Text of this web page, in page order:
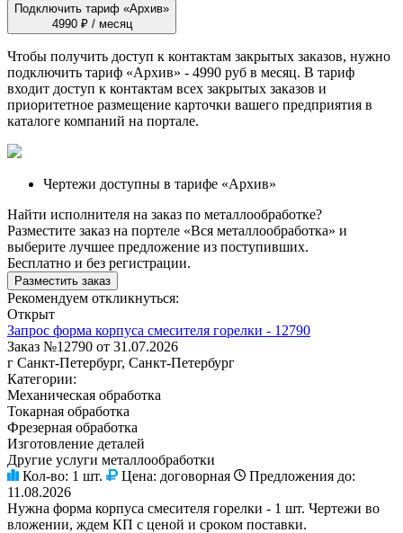
Подключить тариф «Архив»
4990 ₽ / месяц
Чтобы получить доступ к контактам закрытых заказов, нужно
подключить тариф «Архив» - 4990 руб в месяц. В тариф
входит доступ к контактам всех закрытых заказов и
приоритетное размещение карточки вашего предприятия в
каталоге компаний на портале.
Чертежи доступны в тарифе «Архив»
Найти исполнителя на заказ по металлообработке?
Разместите заказ на портеле «Вся металлообработка» и
выберите лучшее предложение из поступивших.
Бесплатно и без регистрации.
Разместить заказ
Рекомендуем откликнуться:
Открыт
Запрос форма корпуса смесителя горелки - 12790
Заказ №12790 от 31.07.2026
г Санкт-Петербург, Санкт-Петербург
Категории:
Механическая обработка
Токарная обработка
Фрезерная обработка
Изготовление деталей
Другие услуги металлообработки
Кол-во: 1 шт. Цена: договорная
Предложения до:
11.08.2026
Нужна форма корпуса смесителя горелки - 1 шт. Чертежи во
вложении, ждем КП с ценой и сроком поставки.